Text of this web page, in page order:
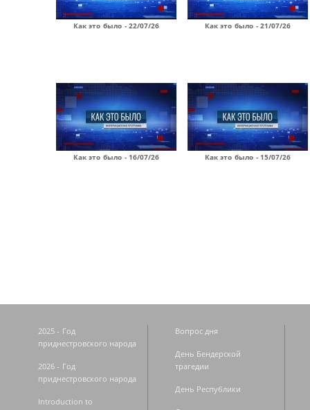
Как это было - 22/07/26 Как это было - 21/07/26
Как это было - 16/07/26 Как это было - 15/07/26
2025 - Год
приднестровского народа
2026 - Год
приднестровского народа
Introduction to
Вопрос дня
День Бендерской
трагедии
День Республики